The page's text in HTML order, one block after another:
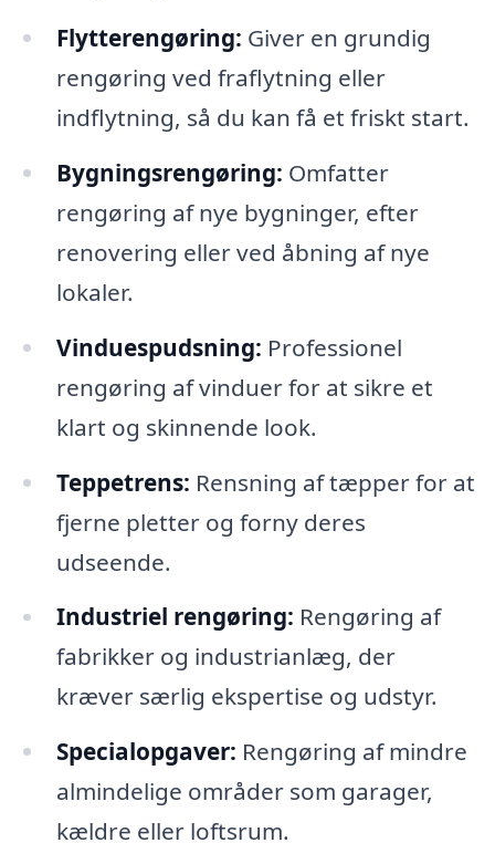
Flytterengøring: Giver en grundig
rengøring ved fraflytning eller
indflytning, så du kan få et friskt start.
Bygningsrengøring: Omfatter
rengøring af nye bygninger, efter
renovering eller ved åbning af nye
lokaler.
Vinduespudsning: Professionel
rengøring af vinduer for at sikre et
klart og skinnende look.
Teppetrens: Rensning af tæpper for at
fjerne pletter og forny deres
udseende.
Industriel rengøring: Rengøring af
fabrikker og industrianlæg, der
kræver særlig ekspertise og udstyr.
Specialopgaver: Rengøring af mindre
almindelige områder som garager,
kældre eller loftsrum.